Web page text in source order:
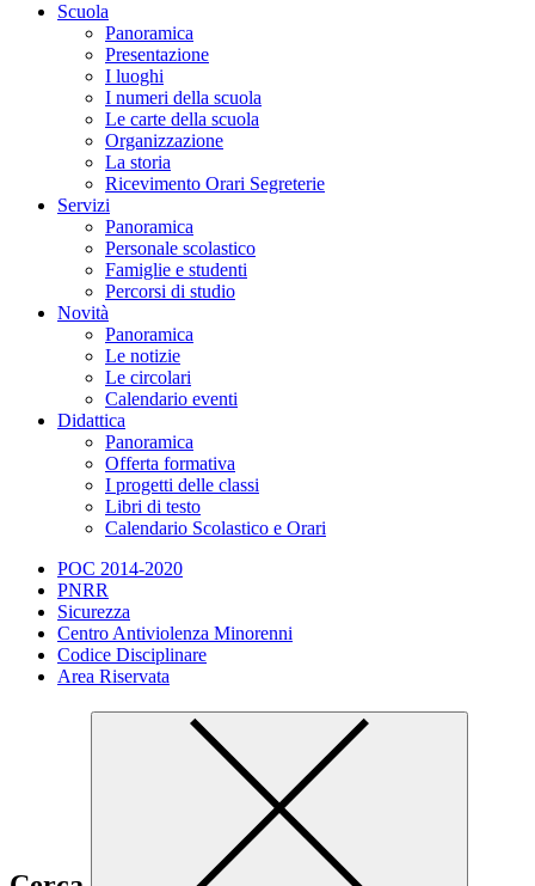
Scuola
Panoramica
Presentazione
I luoghi
I numeri della scuola
Le carte della scuola
Organizzazione
La storia
Ricevimento Orari Segreterie
Servizi
Panoramica
Personale scolastico
Famiglie e studenti
Percorsi di studio
Novità
Panoramica
Le notizie
Le circolari
Calendario eventi
Didattica
Panoramica
Offerta formativa
I progetti delle classi
Libri di testo
Calendario Scolastico e Orari
POC 2014-2020
PNRR
Sicurezza
Centro Antiviolenza Minorenni
Codice Disciplinare
Area Riservata